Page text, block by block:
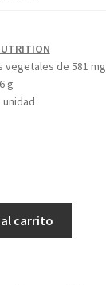
vegetales de 581 mg
g
carrito